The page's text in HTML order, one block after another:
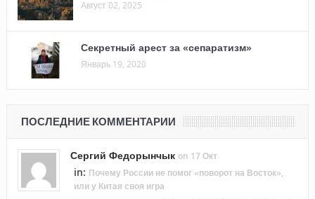
Август 02, 2025
Секретный арест за «сепаратизм»
Январь 19, 2020
ПОСЛЕДНИЕ КОММЕНТАРИИ
Сергий Федорынчык on 17 Окт
in: Почему России не помог «поворот на Восток»,
или у Китая своя игра